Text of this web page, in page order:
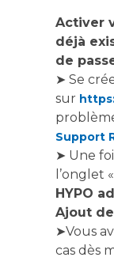
Pôle
Accueil
Charte
Mouvement
Activité
Cancer
Adresser un
Réseaux de
Adresser un
Médicale
Radiologie /
Cancérologie
Les pôles
Anatomie et
Adresser un
Activer
déjà
de
➤ Se
sur
Support
➤ Une
l’onglet
HYPO
Ajout
➤Vous
cas dès